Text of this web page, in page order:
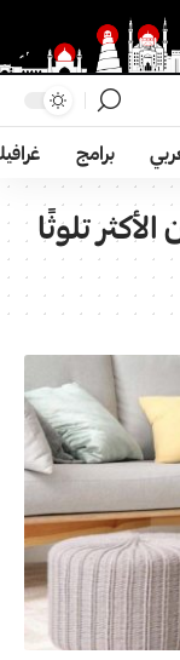
برامج
تلوثًا